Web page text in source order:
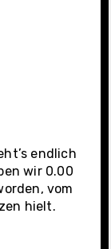
endlich
wir 0.00
vom
hielt.